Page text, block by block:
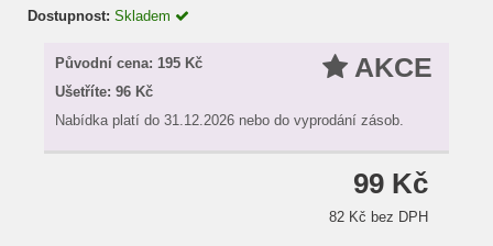
Dostupnost: Skladem
AKCE
Původní cena: 195 Kč
Ušetříte: 96 Kč
Nabídka platí do 31.12.2026 nebo do vyprodání zásob.
99 Kč
82 Kč bez DPH